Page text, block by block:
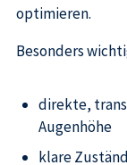
optimieren.
Besonders
direkte,
Augenhöhe
klare